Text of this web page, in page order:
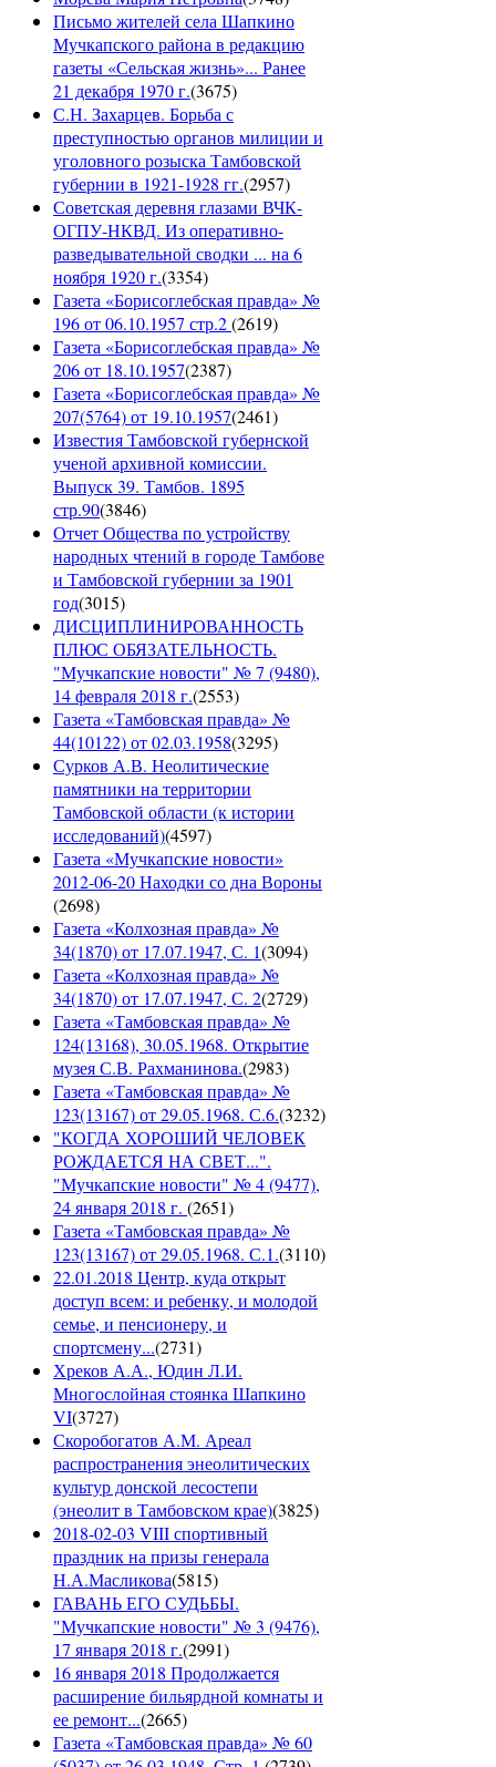
Письмо жителей села Шапкино
Мучкапского района в редакцию
газеты «Сельская жизнь»... Ранее
21 декабря 1970 г.(3675)
С.Н. Захарцев. Борьба с
преступностью органов милиции и
уголовного розыска Тамбовской
губернии в 1921-1928 гг.(2957)
Советская деревня глазами ВЧК-
ОГПУ-НКВД. Из оперативно-
разведывательной сводки ... на 6
ноября 1920 г.(3354)
Газета «Борисоглебская правда» №
196 от 06.10.1957 стр.2(2619)
Газета «Борисоглебская правда» №
206 от 18.10.1957(2387)
Газета «Борисоглебская правда» №
207(5764) от 19.10.1957(2461)
Известия Тамбовской губернской
ученой архивной комиссии.
Выпуск 39. Тамбов. 1895
стр.90(3846)
Отчет Общества по устройству
народных чтений в городе Тамбове
и Тамбовской губернии за 1901
год(3015)
ДИСЦИПЛИНИРОВАННОСТЬ
ПЛЮС ОБЯЗАТЕЛЬНОСТЬ.
"Мучкапские новости" № 7 (9480),
14 февраля 2018 г.(2553)
Газета «Тамбовская правда» №
44(10122) от 02.03.1958(3295)
Сурков А.В. Неолитические
памятники на территории
Тамбовской области (к истории
исследований)(4597)
Газета «Мучкапские новости»
2012-06-20 Находки со дна Вороны
(2698)
Газета «Колхозная правда» №
34(1870) от 17.07.1947, С. 1(3094)
Газета «Колхозная правда» №
34(1870) от 17.07.1947, С. 2(2729)
Газета «Тамбовская правда» №
124(13168), 30.05.1968. Открытие
музея С.В. Рахманинова.(2983)
Газета «Тамбовская правда» №
123(13167) от 29.05.1968. С.6.(3232)
"КОГДА ХОРОШИЙ ЧЕЛОВЕК
РОЖДАЕТСЯ НА СВЕТ...".
"Мучкапские новости" № 4 (9477),
24 января 2018 г. (2651)
Газета «Тамбовская правда» №
123(13167) от 29.05.1968. С.1.(3110)
22.01.2018 Центр, куда открыт
доступ всем: и ребенку, и молодой
семье, и пенсионеру, и
спортсмену...(2731)
Хреков А.А., Юдин Л.И.
Многослойная стоянка Шапкино
VI(3727)
Скоробогатов А.М. Ареал
распространения энеолитических
культур донской лесостепи
(энеолит в Тамбовском крае)(3825)
2018-02-03 VIII спортивный
праздник на призы генерала
Н.А.Масликова(5815)
ГАВАНЬ ЕГО СУДЬБЫ.
"Мучкапские новости" № 3 (9476),
17 января 2018 г.(2991)
16 января 2018 Продолжается
расширение бильярдной комнаты и
ее ремонт...(2665)
Газета «Тамбовская правда» № 60